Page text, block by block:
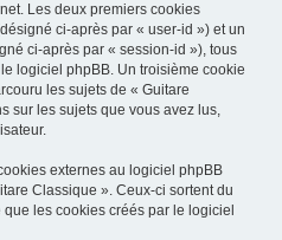
Les deux premiers cookies
ci-après par « user-id ») et un
ci-après par « session-id »), tous
logiciel phpBB. Un troisième cookie
les sujets de « Guitare
sur les sujets que vous avez lus,
externes au logiciel phpBB
Classique ». Ceux-ci sortent du
les cookies créés par le logiciel